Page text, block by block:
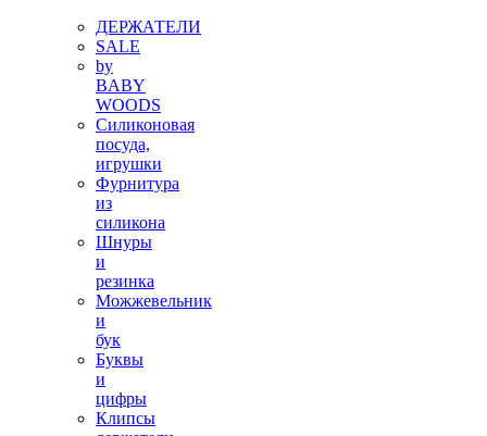
ДЕРЖАТЕЛИ
SALE
by
BABY
WOODS
Силиконовая
посуда,
игрушки
Фурнитура
из
силикона
Шнуры
и
резинка
Можжевельник
и
бук
Буквы
и
цифры
Клипсы